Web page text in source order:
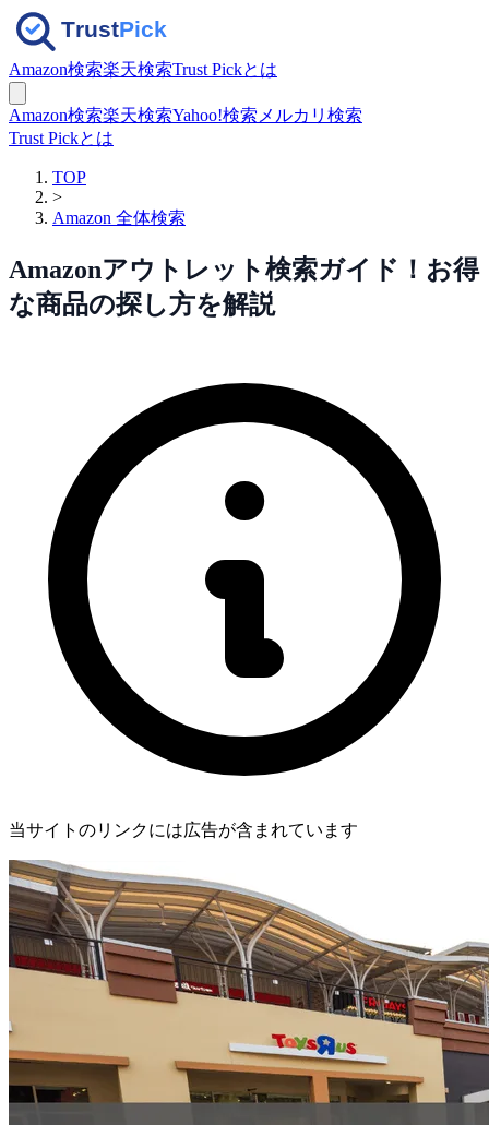
Amazon検索楽天検索Trust Pickとは
Amazon検索楽天検索Yahoo!検索 メルカリ検索
Trust Pickとは
TOP
>
Amazon 全体検索
Amazonアウトレット検索ガイド！お得
な商品の探し方を解説
当サイトのリンクには広告が含まれています